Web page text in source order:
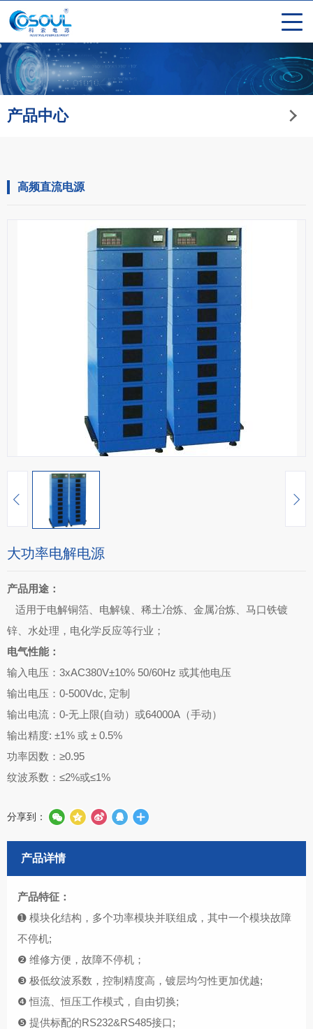
产品中心
高频直流电源
大功率电解电源
产品用途：
适用于电解铜箔、电解镍、稀土冶炼、金属冶炼、马口铁镀
锌、水处理，电化学反应等行业；
电气性能：
输入电压：3xAC380V±10% 50/60Hz 或其他电压
输出电压：0-500Vdc, 定制
输出电流：0-无上限(自动）或64000A（手动）
输出精度: ±1% 或 ± 0.5%
功率因数：≥0.95
纹波系数：≤2%或≤1%
分享到：
产品详情
产品特征：
➊ 模块化结构，多个功率模块并联组成，其中一个模块故障
不停机;
❷ 维修方便，故障不停机；
❸ 极低纹波系数，控制精度高，镀层均匀性更加优越;
❹ 恒流、恒压工作模式，自由切换;
❺ 提供标配的RS232&RS485接口;